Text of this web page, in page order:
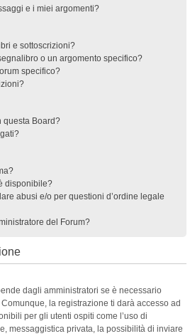
e i miei argomenti?
e sottoscrizioni?
o un argomento specifico?
specifico?
questa Board?
disponibile?
abusi e/o per questioni d’ordine legale
del Forum?
dagli amministratori se è necessario
la registrazione ti darà accesso ad
per gli utenti ospiti come l’uso di
messaggistica privata, la possibilità di inviare